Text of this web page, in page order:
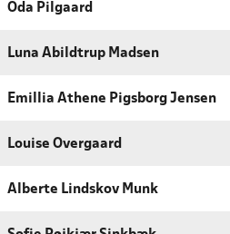
Oda Pilgaard
Luna Abildtrup Madsen
Emillia Athene Pigsborg Jensen
Louise Overgaard
Alberte Lindskov Munk